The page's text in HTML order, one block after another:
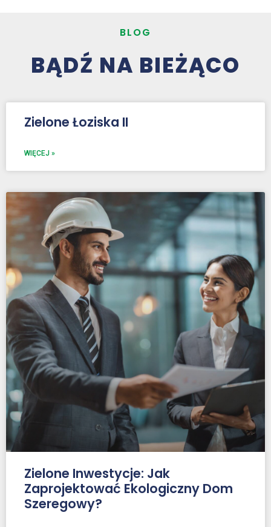
BLOG
BĄDŹ NA BIEŻĄCO
Zielone Łoziska II
WIĘCEJ »
Zielone Inwestycje: Jak
Zaprojektować Ekologiczny Dom
Szeregowy?